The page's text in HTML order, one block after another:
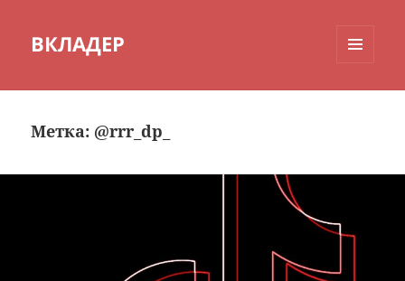
ВКЛАДЕР
Метка: @rrr_dp_